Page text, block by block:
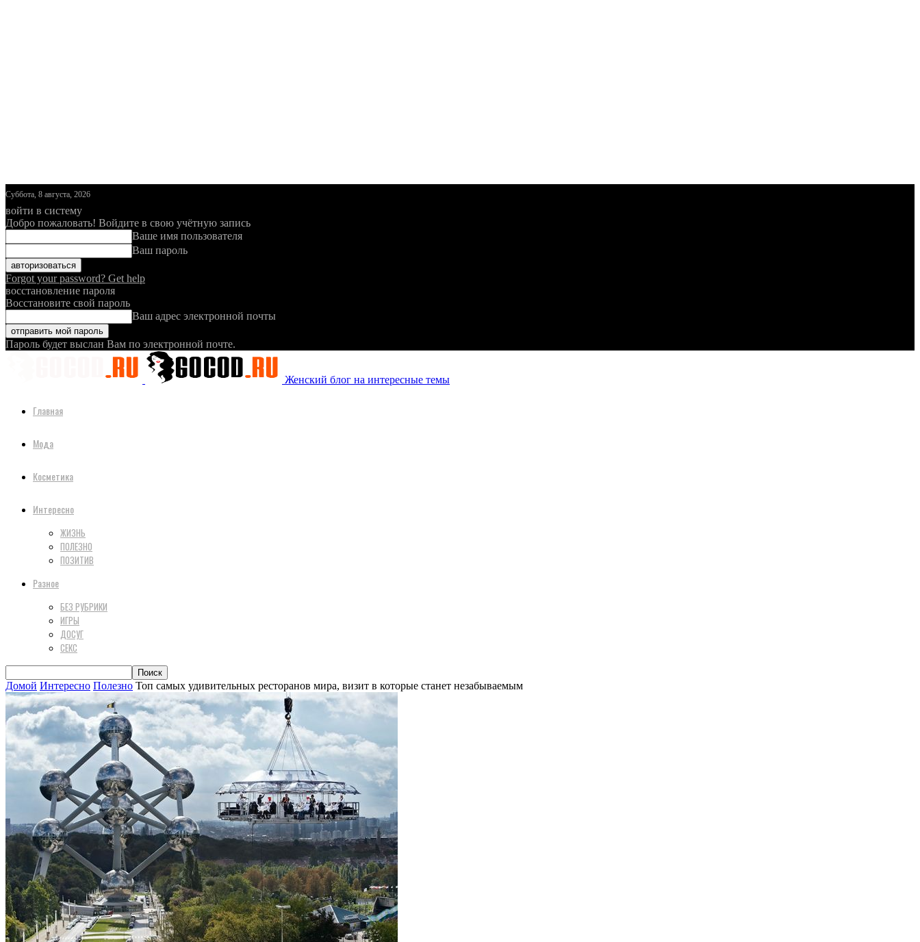
Суббота, 8 августа, 2026
войти в систему
Добро пожаловать! Войдите в свою учётную запись
Ваше имя пользователя
Ваш пароль
Forgot your password? Get help
восстановление пароля
Восстановите свой пароль
Ваш адрес электронной почты
Пароль будет выслан Вам по электронной почте.
Женский блог на интересные темы
Главная
Мода
Косметика
Интересно
ЖИЗНЬ
ПОЛЕЗНО
ПОЗИТИВ
Разное
БЕЗ РУБРИКИ
ИГРЫ
ДОСУГ
СЕКС
Домой Интересно Полезно Топ самых удивительных ресторанов мира, визит в которые станет незабываемым